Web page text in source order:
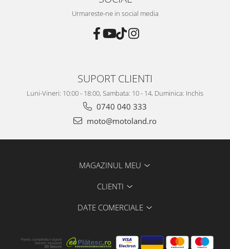
Urmareste-ne in social media
SUPORT CLIENTI
Luni-Vineri: 10:00 - 18:00, Sambata: 10 - 14, Duminica: Inchis
0740 040 333
moto@motoland.ro
MAGAZINUL MEU
CLIENTI
DATE COMERCIALE